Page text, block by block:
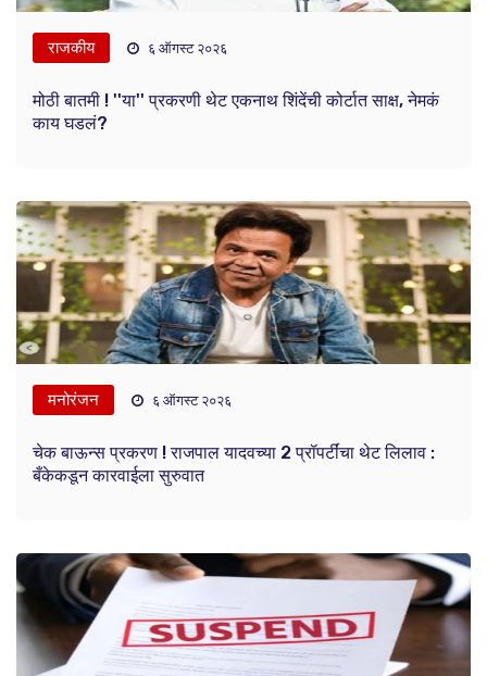
राजकीय ६ ऑगस्ट २०२६
मोठी बातमी ! ''या'' प्रकरणी थेट एकनाथ शिंदेंची कोर्टात साक्ष, नेमकं
काय घडलं?
मनोरंजन ६ ऑगस्ट २०२६
चेक बाऊन्स प्रकरण ! राजपाल यादवच्या 2 प्रॉपर्टींचा थेट लिलाव :
बँकेकडून कारवाईला सुरुवात